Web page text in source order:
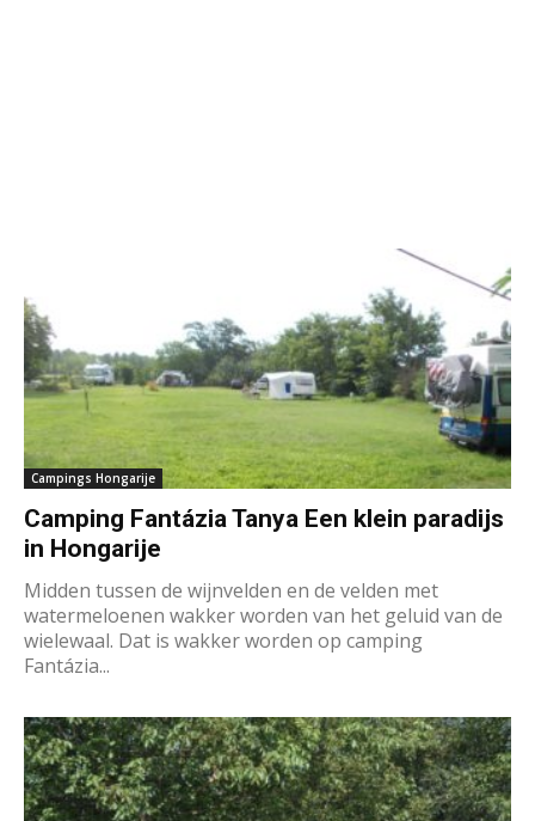
Campings Hongarije
Camping Fantázia Tanya Een klein paradijs
in Hongarije
Midden tussen de wijnvelden en de velden met
watermeloenen wakker worden van het geluid van de
wielewaal. Dat is wakker worden op camping
Fantázia...